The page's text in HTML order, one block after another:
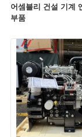
어셈블리 건설 기계
부품